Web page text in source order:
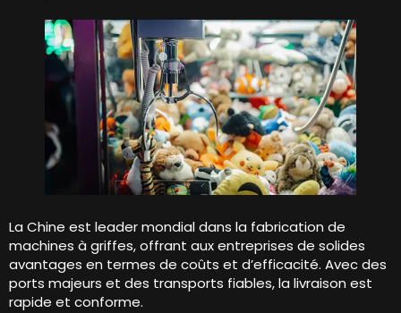
La Chine est leader mondial dans la fabrication de
machines à griffes, offrant aux entreprises de solides
avantages en termes de coûts et d’efficacité. Avec des
ports majeurs et des transports fiables, la livraison est
rapide et conforme.